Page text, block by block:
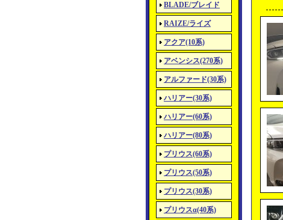
BLADE/ブレイド
RAIZE/ライズ
アクア(10系)
アベンシス(270系)
アルファード(30系)
ハリアー(30系)
ハリアー(60系)
ハリアー(80系)
プリウス(60系)
プリウス(50系)
プリウス(30系)
プリウスα(40系)